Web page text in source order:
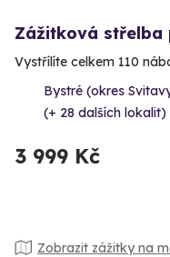
Zážitková střelba
Vystřílíte celkem 110
Bystré (okres
(+ 28 dalších lokalit)
3 999 Kč
Zobrazit zážitky na